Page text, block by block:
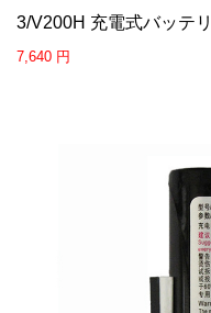
3/V200H 充電式バッテ
7,640 円